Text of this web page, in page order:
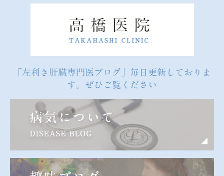
「左利き肝臓専門医ブログ」毎日更新しておりま
す。ぜひご覧ください